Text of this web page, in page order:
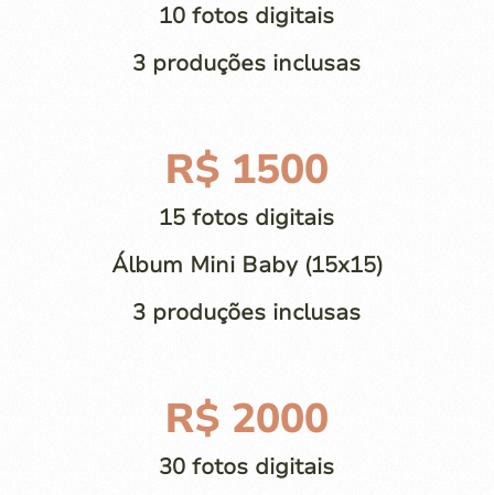
10 fotos digitais
3 produções inclusas
R$ 1500
15 fotos digitais
Álbum Mini Baby (15x15)
3 produções inclusas
R$ 2000
30 fotos digitais